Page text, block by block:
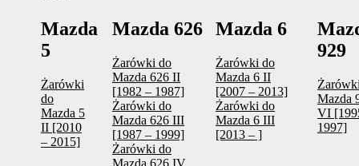
Mazda
5
Żarówki
do
Mazda 5
II [2010
– 2015]
Mazda 626
Żarówki do
Mazda 626 II
[1982 – 1987]
Żarówki do
Mazda 626 III
[1987 – 1999]
Żarówki do
Mazda 6
Żarówki do
Mazda 6 II
[2007 – 2013]
Żarówki do
Mazda 6 III
[2013 – ]
929
Mazda
VI
1997]